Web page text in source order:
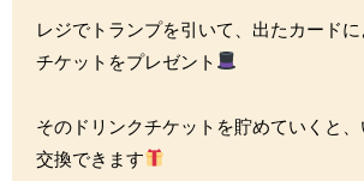
レジでトランプを引いて、出たカード
チケットをプレゼント
そのドリンクチケットを貯めていくと
交換できます